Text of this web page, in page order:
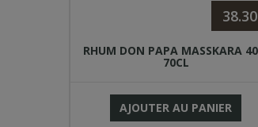
RHUM DON PAPA MASSKARA
70CL
AJOUTER AU PANIER